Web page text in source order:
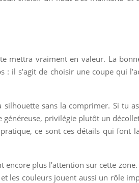
mettra vraiment en valeur. La
il s’agit de choisir une coupe qui
sans la comprimer. Si tu
privilégie plutôt un
ce sont ces détails qui font
plus l’attention sur cette zone.
les couleurs jouent aussi un rôle